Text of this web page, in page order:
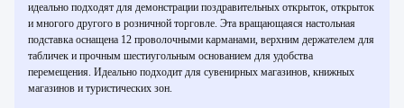
идеально подходят для демонстрации поздравительных открыток, открыток
и многого другого в розничной торговле. Эта вращающаяся настольная
подставка оснащена 12 проволочными карманами, верхним держателем для
табличек и прочным шестиугольным основанием для удобства
перемещения. Идеально подходит для сувенирных магазинов, книжных
магазинов и туристических зон.